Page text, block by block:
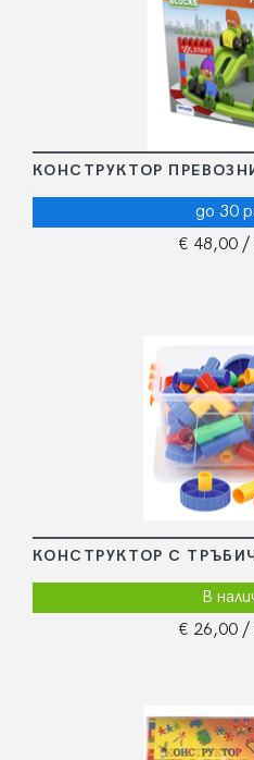
КОНСТРУКТОР
до 30
€ 48,00 /
КОНСТРУКТОР С
В
€ 26,00 /